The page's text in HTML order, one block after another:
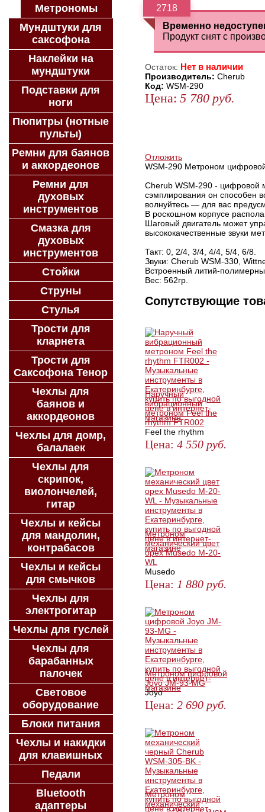
Временно
Продукт снят с
Остаток: Нет в наличии
Производитель: Cherub
Код: WSM-290
Цена: 5 780 руб.
Отложить
WSM-290 Метроном
Cherub WSM-290 - цифровой
сэмплирования он способен
волнуйтесь — для вас
В роскошном корпусе
Шаговый двигатель может
высококачественные звуки
Такт: 0, 2/4, 3/4, 4/4, 5/4, 6/8.
Звуки: Cherub WSM-330,
Встроенный литий-
Вес: 562гр.
Сопутствующие
Наручный
вибрационный
метроном Feel the
rhythm FTR002
Feel the rhythm
Цена: 4 550 руб.
Метроном
механический цвет
орех Musedo M-20-
WL
Musedo
Цена: 1 880 руб.
Метроном цифровой
Joyo JM-93-MG
Joyo
Цена: 2 690 руб.
Метроном
механический
Метрономы
Мундштуки для
саксофона
Наклейки на
мундштуки
Подставки для
ноги
Пюпитры (нотные
пульты)
Ремни для баянов
и аккордеонов
Ремни для
духовых
инструментов
Смазка для
духовых
инструментов
Стойки
Струны
Стулья
Трости для
кларнета
Трости для
Саксофона Тенор
Чехлы для
баянов и
аккордеонов
Чехлы для домр,
балалаек
Чехлы для
скрипок,
виолончелей,
гитар
Чехлы и кейсы
для мандолин,
контрабасов
Чехлы и кейсы
для смычков
Чехлы для
электрогитар
Чехлы для гуслей
Чехлы для
барабанных
палочек
Световое
оборудование
Блоки питания
Чехлы и накидки
для клавишных
Педали
Bluetooth
адаптеры